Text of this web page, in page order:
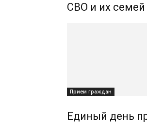
СВО и их семей
Прием граждан
Единый день